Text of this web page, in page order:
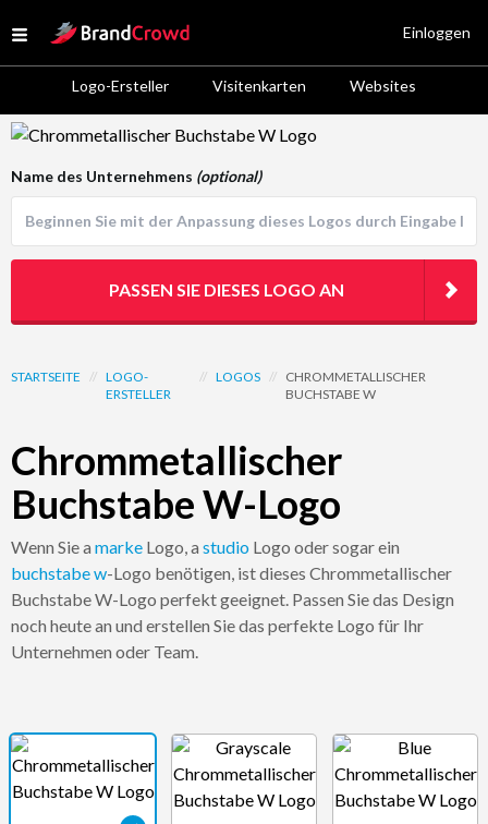
Open menu
Site Logo
Logo-Ersteller Visitenkarten Websites
Einloggen
Logo Template Preview
STARTSEITE // LOGO-
ERSTELLER
// LOGOS //
CHROMMETALLISCHER
BUCHSTABE W
Chrommetallischer
Buchstabe W-Logo
Wenn Sie a marke Logo, a studio Logo oder sogar ein
buchstabe w-Logo benötigen, ist dieses Chrommetallischer
Buchstabe W-Logo perfekt geeignet. Passen Sie das Design
noch heute an und erstellen Sie das perfekte Logo für Ihr
Unternehmen oder Team.
Name des Unternehmens (optional)
PASSEN SIE DIESES LOGO AN